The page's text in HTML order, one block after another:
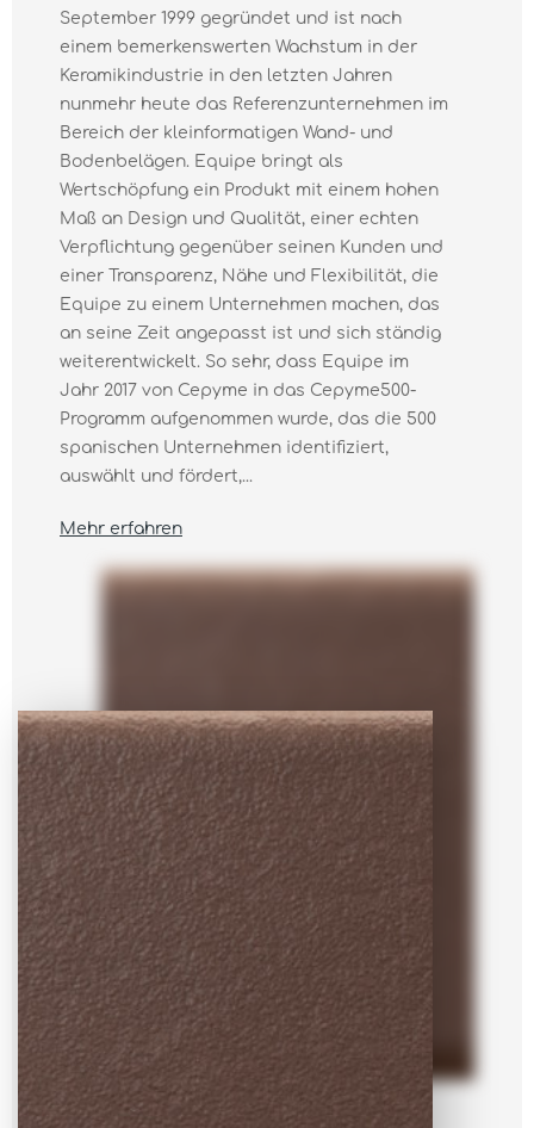
September 1999 gegründet und ist nach
einem bemerkenswerten Wachstum in der
Keramikindustrie in den letzten Jahren
nunmehr heute das Referenzunternehmen im
Bereich der kleinformatigen Wand- und
Bodenbelägen. Equipe bringt als
Wertschöpfung ein Produkt mit einem hohen
Maß an Design und Qualität, einer echten
Verpflichtung gegenüber seinen Kunden und
einer Transparenz, Nähe und Flexibilität, die
Equipe zu einem Unternehmen machen, das
an seine Zeit angepasst ist und sich ständig
weiterentwickelt. So sehr, dass Equipe im
Jahr 2017 von Cepyme in das Cepyme500-
Programm aufgenommen wurde, das die 500
spanischen Unternehmen identifiziert,
auswählt und fördert,...
Mehr erfahren